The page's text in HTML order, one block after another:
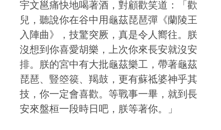
宇文邕痛快地喝著酒，對顧歡笑道：「歡
兒，聽說你在谷中用龜茲琵琶彈《蘭陵王
入陣曲》，技驚突厥，真是令人嚮往。朕
沒想到你喜愛胡樂，上次你來長安就沒安
排。朕的宮中有大批龜茲樂工，帶著龜茲
琵琶、豎箜篌、羯鼓，更有蘇祗婆神乎其
技，你一定會喜歡。等戰事一畢，就到長
安來盤桓一段時日吧，朕等著你。」